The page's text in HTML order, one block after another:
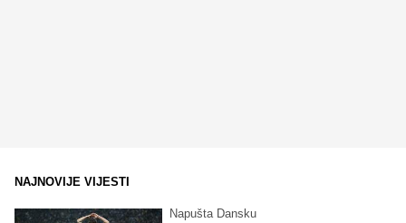
NAJNOVIJE VIJESTI
Napušta Dansku